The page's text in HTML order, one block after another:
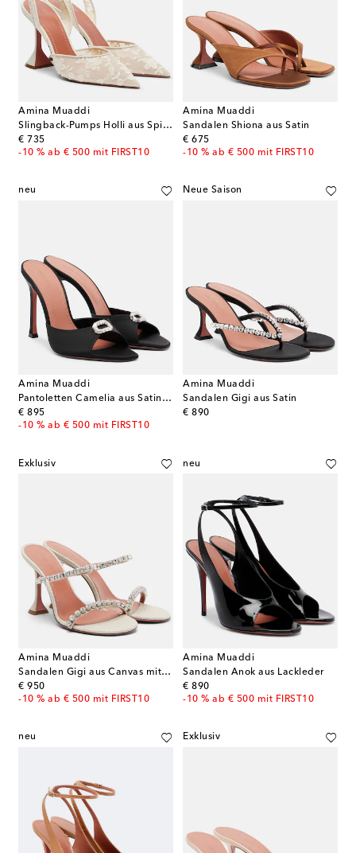
Amina Muaddi
Slingback-Pumps Holli aus Spitze mit Leder
€ 735
original price
-10 % ab € 500 mit FIRST10
Amina Muaddi
Sandalen Shiona aus Satin
€ 675
original price
-10 % ab € 500 mit FIRST10
neu
Amina Muaddi
Pantoletten Camelia aus Satin mit Kristallen
€ 895
original price
-10 % ab € 500 mit FIRST10
Neue Saison
Amina Muaddi
Sandalen Gigi aus Satin
€ 890
original price
Exklusiv
Amina Muaddi
Sandalen Gigi aus Canvas mit Kristallen
€ 950
original price
-10 % ab € 500 mit FIRST10
neu
Amina Muaddi
Sandalen Anok aus Lackleder
€ 890
original price
-10 % ab € 500 mit FIRST10
neu Exklusiv